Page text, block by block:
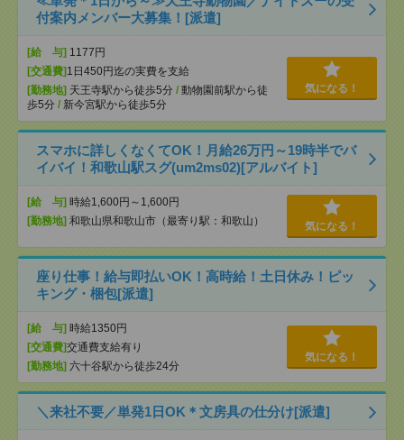
付案内メンバー大募集！[派遣]
[給 与] 1177円
[交通費] 1日450円迄の実費を支給
[勤務地] 天王寺駅から徒歩5分 / 動物園前駅から徒
歩5分 / 新今宮駅から徒歩5分
気になる！
スマホに詳しくなくてOK！月給26万円～19時半でバ
イバイ！和歌山駅スグ(um2ms02)[アルバイト]
[給 与] 時給1,600円～1,600円
[勤務地] 和歌山県和歌山市（最寄り駅：和歌山） 気になる！
座り仕事！給与即払いOK！高時給！土日休み！ピッ
キング・梱包[派遣]
[給 与] 時給1350円
[交通費]交通費支給有り
[勤務地] 六十谷駅から徒歩24分
気になる！
＼来社不要／単発1日OK＊文房具の仕分け[派遣]